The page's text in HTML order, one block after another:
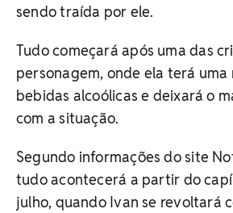
sendo traída por ele.
Tudo começará após uma das
personagem, onde ela terá uma
bebidas alcoólicas e deixará o
com a situação.
Segundo informações do site
tudo acontecerá a partir do
julho, quando Ivan se revoltará